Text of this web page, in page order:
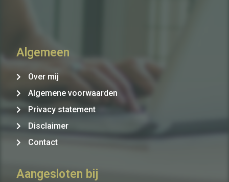
Algemeen
Over mij
Algemene voorwaarden
Privacy statement
Disclaimer
Contact
Aangesloten bij